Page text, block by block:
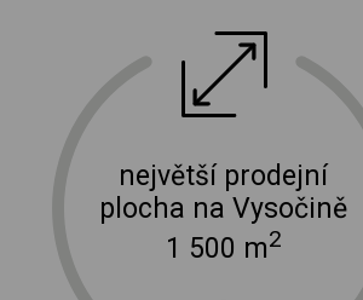
největší prodejní
plocha na Vysočině
1 500 m2
doprava a instalace